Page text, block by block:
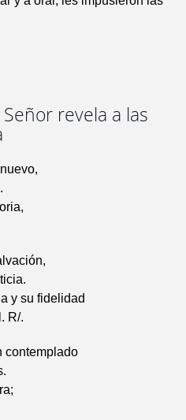
revela a las
y su fidelidad
R/.
contemplado